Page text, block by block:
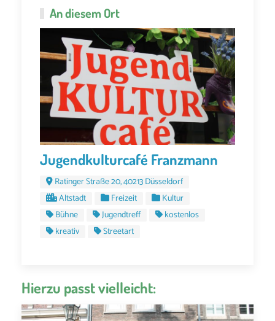
An diesem Ort
Jugendkulturcafé Franzmann
Ratinger Straße 20, 40213 Düsseldorf
Altstadt
Freizeit
Kultur
Bühne
Jugendtreff
kostenlos
kreativ
Streetart
Hierzu passt vielleicht: